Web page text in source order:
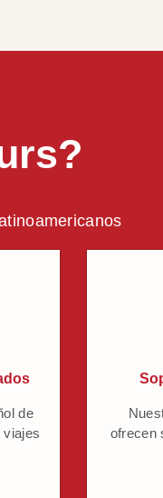
de
viajes
ofrecen